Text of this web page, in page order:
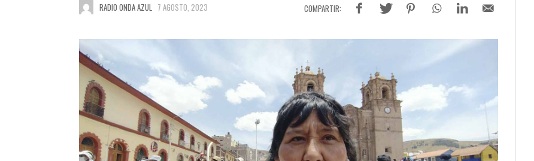
RADIO ONDA AZUL 7 AGOSTO, 2023